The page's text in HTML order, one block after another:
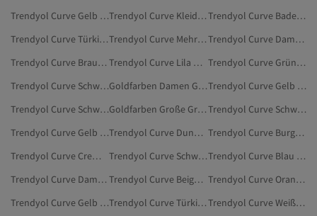
Trendyol Curve Gelb Pullover & Strickjacken
Trendyol Curve Kleider In Großen Größen
Trendyol Curve Badeanzüge
Trendyol Curve Türkis Große Größen
Trendyol Curve Mehrfarbig Kleider In Großen Größen
Trendyol Curve Damen Badeanzüge
Trendyol Curve Braun Kleidung
Trendyol Curve Lila Große Größen
Trendyol Curve Grün Badeanzüge
Trendyol Curve Schwarz Blusen In Großen Größen
Goldfarben Damen Große Größen
Trendyol Curve Gelb Strickjacken In Großen Größen
Trendyol Curve Schwarz Bodies In Großen Größen
Goldfarben Große Größen
Trendyol Curve Schwarz Kleider In Großen Größen
Trendyol Curve Gelb Hausbekleidung
Trendyol Curve Dunkelblau Kleider In Großen Größen
Trendyol Curve Burgundrot Große Größen
Trendyol Curve Cremefarben Kleidung
Trendyol Curve Schwarz Kleidung
Trendyol Curve Blau Kleider In Großen Größen
Trendyol Curve Damen Bodies In Großen Größen
Trendyol Curve Beige Kleider In Großen Größen
Trendyol Curve Orange Badeanzüge
Trendyol Curve Gelb Pullover
Trendyol Curve Türkis Kleidung
Trendyol Curve Weiß Große Größen